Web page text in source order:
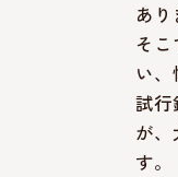
あり
そ
い
試行
が
す。